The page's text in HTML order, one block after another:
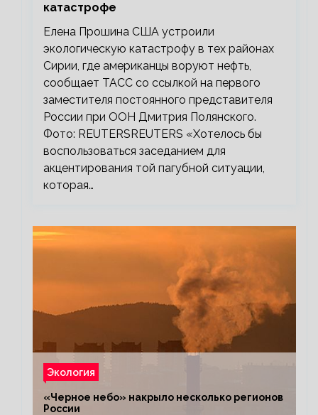
катастрофе
Елена Прошина США устроили
экологическую катастрофу в тех районах
Сирии, где американцы воруют нефть,
сообщает ТАСС со ссылкой на первого
заместителя постоянного представителя
России при ООН Дмитрия Полянского.
Фото: REUTERSREUTERS «Хотелось бы
воспользоваться заседанием для
акцентирования той пагубной ситуации,
которая…
Экология
«Черное небо» накрыло несколько регионов
России